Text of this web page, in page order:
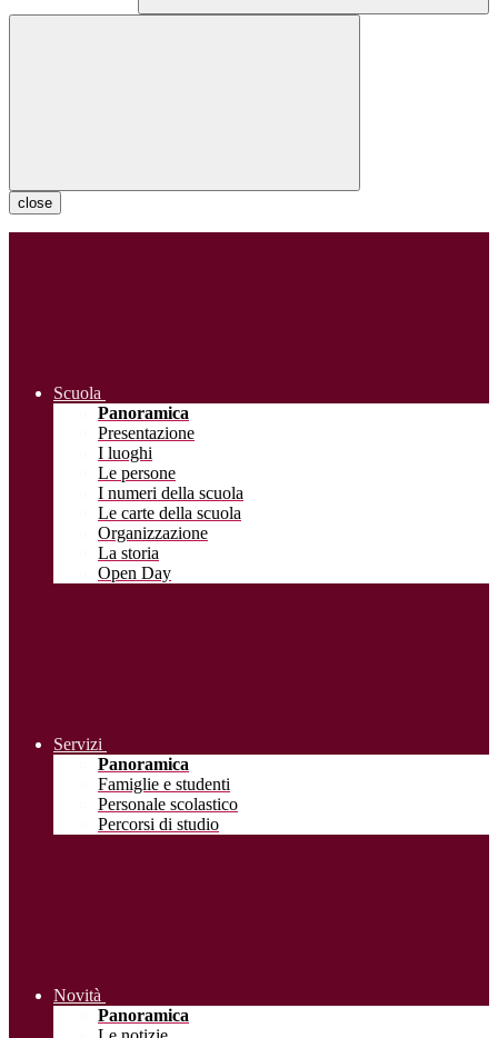
close
Scuola
Panoramica
Presentazione
I luoghi
Le persone
I numeri della scuola
Le carte della scuola
Organizzazione
La storia
Open Day
Servizi
Panoramica
Famiglie e studenti
Personale scolastico
Percorsi di studio
Novità
Panoramica